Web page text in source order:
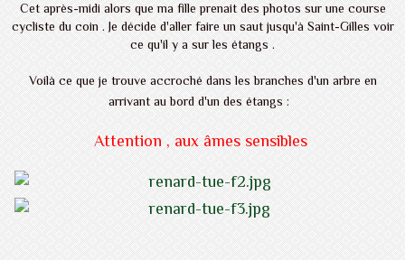
Cet après-midi alors que ma fille prenait des photos sur une course
cycliste du coin . Je décide d'aller faire un saut jusqu'à Saint-Gilles voir
ce qu'il y a sur les étangs .
Voilà ce que je trouve accroché dans les branches d'un arbre en
arrivant au bord d'un des étangs :
Attention , aux âmes sensibles